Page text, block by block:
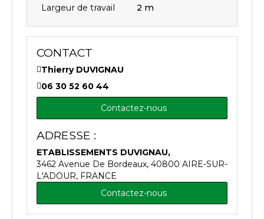
Largeur de travail
2 m
CONTACT
Thierry DUVIGNAU
06 30 52 60 44
Contactez-nous
Contactez-nous
ADRESSE :
ETABLISSEMENTS DUVIGNAU,
3462 Avenue De Bordeaux, 40800 AIRE-SUR-
L'ADOUR, FRANCE